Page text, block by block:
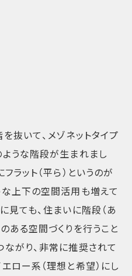
抜いて、メゾネットタイプ
うな階段が生まれまし
ラット（平ら）というのが
上下の空間活用も増えて
見ても、住まいに階段（あ
ある空間づくりを行うこと
がり、非常に推奨されて
ロー系（理想と希望）にし